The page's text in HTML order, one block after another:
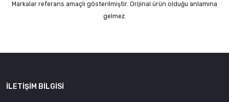
Markalar referans amaçlı gösterilmiştir. Orijinal ürün olduğu anlamına
gelmez.
İLETIŞIM BILGISI